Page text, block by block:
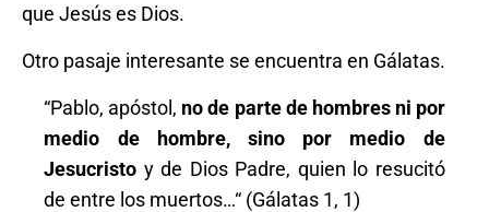
que Jesús es Dios.
Otro pasaje interesante se encuentra en Gálatas.
“Pablo, apóstol, no de parte de hombres ni por
medio de hombre, sino por medio de
Jesucristo y de Dios Padre, quien lo resucitó
de entre los muertos…“ (Gálatas 1, 1)